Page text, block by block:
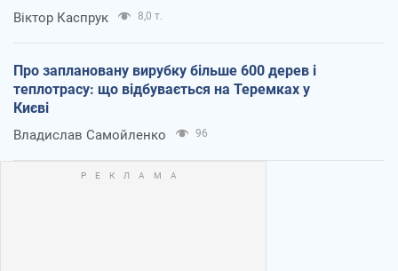
Віктор Каспрук 8,0 т.
Про заплановану вирубку більше 600 дерев і
теплотрасу: що відбувається на Теремках у
Києві
Владислав Самойленко 96